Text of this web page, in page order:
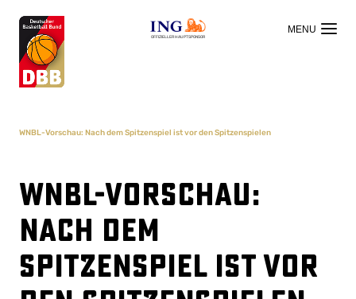
OFFIZIELLER HAUPTSPONSOR
WNBL-Vorschau: Nach dem Spitzenspiel ist vor den Spitzenspielen
WNBL-Vorschau:
Nach dem
Spitzenspiel ist vor